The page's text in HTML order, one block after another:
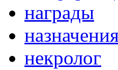
награды
некролог